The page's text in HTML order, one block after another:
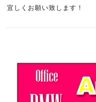
宜しくお願い致します！